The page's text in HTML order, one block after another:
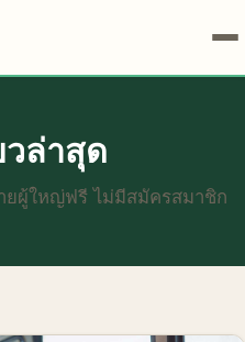
วล่าสุด
ยผู้ใหญ่ฟรี ไม่มีสมัครสมาชิก